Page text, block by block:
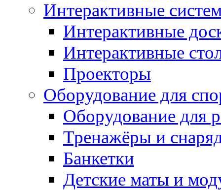
Интерактивные
Интерактивные
Интерактивные
Проекторы
Оборудование для
Оборудование для
Тренажёры и
Банкетки
Детские маты и